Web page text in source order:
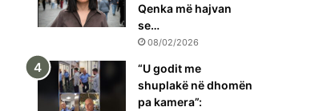
Qenka më hajvan
se…
08/02/2026
“U godit me
shuplakë në dhomën
pa kamera”: